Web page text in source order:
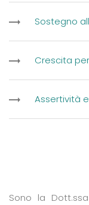
Sostegno
Crescita
Assertività
Sono la